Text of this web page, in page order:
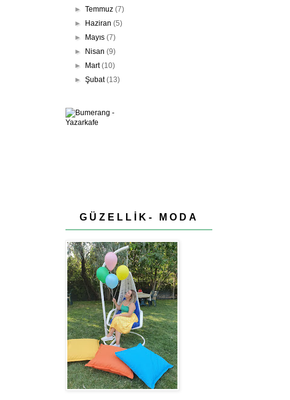
►Temmuz(7)
► Haziran(5)
► Mayıs(7)
► Nisan(9)
► Mart(10)
►Şubat(13)
GÜZELLİK- MODA